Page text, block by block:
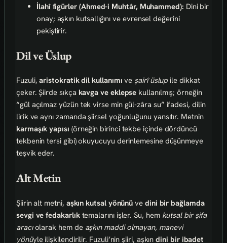
İlahî figürler (Ahmed-i Muhtâr, Muhammed): Dini bir
onay; aşkın kutsallığını ve evrensel değerini
pekiştirir.
Dil ve Üslup
Fuzuli,aristokratik dil kullanımı ve şairî üslup ile dikkat
çeker. Şiirde sıkça kavga ve eklepse kullanılmış; örneğin
“gül açılmaz yüzün tek virse min gül‑zâra su” ifadesi, dilin
lirik ve aynı zamanda şiirsel yoğunluğunu yansıtır. Metnin
karmaşık yapısı (örneğin birinci tekbe içinde dördüncü
tekbenin tersi gibi) okuyucuyu derinlemesine düşünmeye
teşvik eder.
Alt Metin
Şiirin alt metni, aşkın kutsal yönünü ve dini bir bağlamda
sevgi ve fedakarlıktemalarını işler. Su, hem kutsal bir şifa
aracıolarak hem de aşkın maddi olmayan, manevi
yönüyle ilişkilendirilir. Fuzuli’nin şiiri, aşkındini bir ibadet